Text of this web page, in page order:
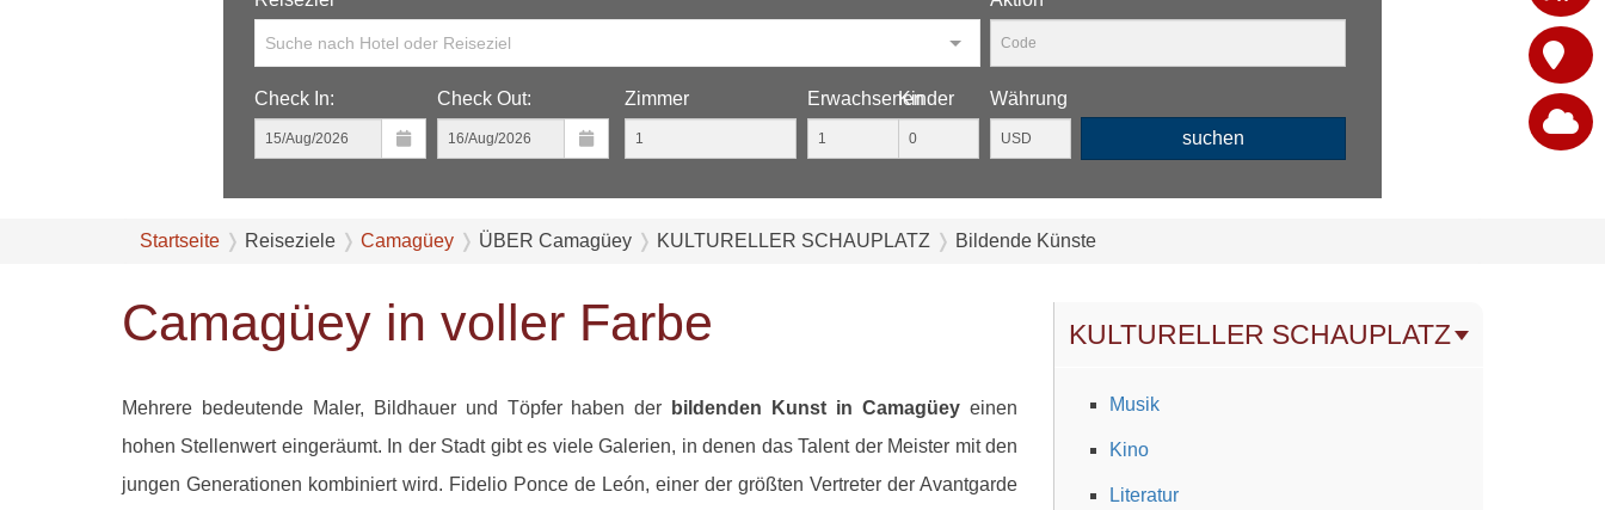
Suche nach Hotel oder Reiseziel
Check In: Check Out: Zimmer ErwachsenenKinder
Währung
suchen
Startseite Reiseziele Camagüey ÜBER Camagüey KULTURELLER SCHAUPLATZ Bildende Künste
KULTURELLER SCHAUPLATZ
Musik
Kino
Literatur
Camagüey in voller Farbe
Mehrere bedeutende Maler, Bildhauer und Töpfer haben der bildenden Kunst in Camagüey einen
hohen Stellenwert eingeräumt. In der Stadt gibt es viele Galerien, in denen das Talent der Meister mit den
jungen Generationen kombiniert wird. Fidelio Ponce de León, einer der größten Vertreter der Avantgarde